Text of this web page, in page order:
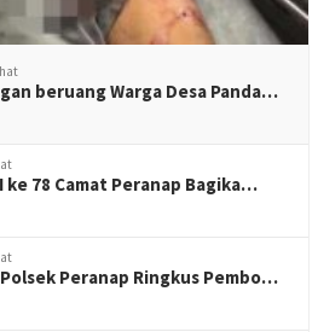
beruang Warga Desa Panda…
ke 78 Camat Peranap Bagika…
Peranap Ringkus Pembo…